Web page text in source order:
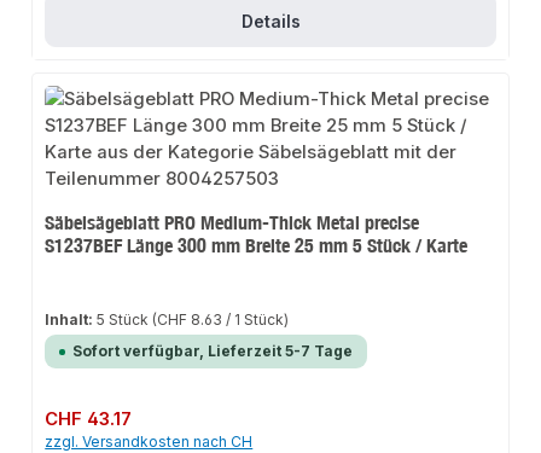
Details
Säbelsägeblatt PRO Medium-Thick Metal precise
S1237BEF Länge 300 mm Breite 25 mm 5 Stück / Karte
Inhalt:5 Stück (CHF 8.63 / 1 Stück)
Sofort verfügbar, Lieferzeit 5-7 Tage
Regulärer Preis:
CHF 43.17
zzgl. Versandkosten nach CH